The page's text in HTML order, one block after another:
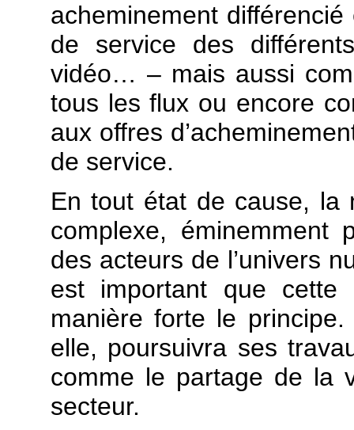
acheminement
de service des
vidéo… – mais aussi
tous les flux ou encore
aux offres
de service.
En tout état de cause, la
complexe, éminemment
des acteurs de l’univers
est important que
manière forte le
elle, poursuivra ses
comme le partage de la
secteur.